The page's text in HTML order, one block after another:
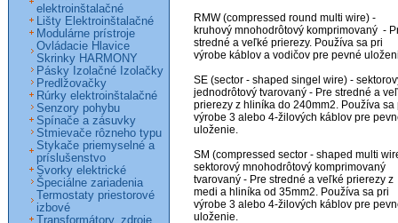
RMW (compressed round multi wire) -
kruhový mnohodrôtový komprimovaný  -
stredné a veľké prierezy. Používa sa pri
výrobe káblov a vodičov pre pevné
SE (sector - shaped singel wire) -
jednodrôtový tvarovaný - Pre stredné a
prierezy z hliníka do 240mm2. Používa sa
výrobe 3 alebo 4-žilových káblov pre
uloženie.
SM (compressed sector - shaped multi
sektorový mnohodrôtový komprimovaný
tvarovaný - Pre stredné a veľké prierezy z
medi a hliníka od 35mm2. Používa sa pri
výrobe 3 alebo 4-žilových káblov pre
uloženie.
elektroinštalačné
Lišty Elektroinštalačné
Modulárne prístroje
Ovládacie Hlavice
Skrinky HARMONY
Pásky Izolačné Izolačky
Predlžovačky
Rúrky elektroinštalačné
Senzory pohybu
Spínače a zásuvky
Stmievače rôzneho typu
Stykače priemyselné a
príslušenstvo
Svorky elektrické
Špeciálne zariadenia
Termostaty priestorové
izbové
Transformátory, zdroje